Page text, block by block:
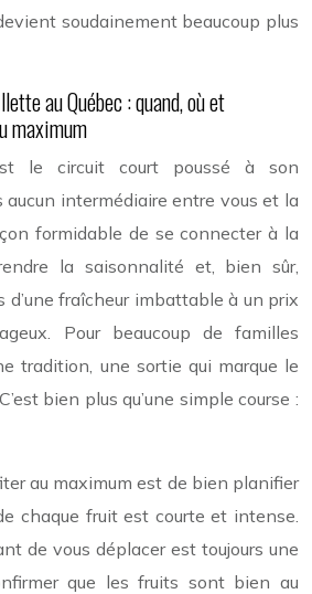
soudainement beaucoup plus
au Québec : quand, où et
maximum
le circuit court poussé à son
aucun intermédiaire entre vous et la
formidable de se connecter à la
la saisonnalité et, bien sûr,
d’une fraîcheur imbattable à un prix
Pour beaucoup de familles
tradition, une sortie qui marque le
bien plus qu’une simple course :
au maximum est de bien planifier
chaque fruit est courte et intense.
de vous déplacer est toujours une
que les fruits sont bien au